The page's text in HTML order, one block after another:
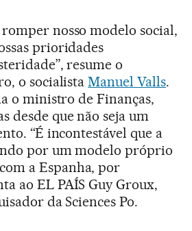
nosso modelo social,
prioridades
resume o
o socialistaManuel Valls.
o ministro de Finanças,
desde que não seja um
“É incontestável que a
por um modelo próprio
a Espanha, por
ao EL PAÍS Guy Groux,
da Sciences Po.